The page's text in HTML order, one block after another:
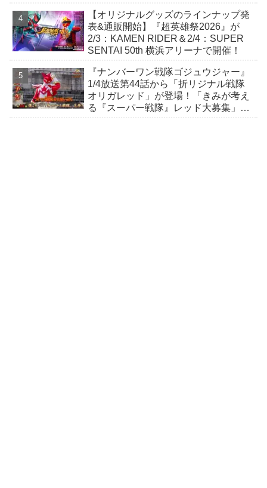
【オリジナルグッズのラインナップ発
表&通販開始】『超英雄祭2026』が
2/3：KAMEN RIDER＆2/4：SUPER
SENTAI 50th 横浜アリーナで開催！
『ナンバーワン戦隊ゴジュウジャー』
1/4放送第44話から「折リジナル戦隊
オリガレッド」が登場！「きみが考え
る『スーパー戦隊』レッド大募集」か